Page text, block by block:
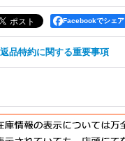
Facebookでシェア
返品特約に関する重要事項